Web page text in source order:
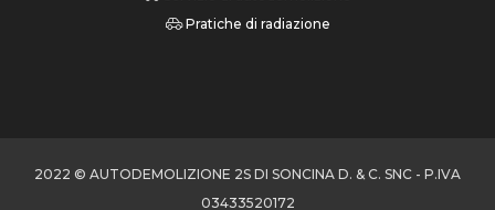
Pratiche di radiazione
2022 © AUTODEMOLIZIONE 2S DI SONCINA D. & C. SNC - P.IVA
03433520172